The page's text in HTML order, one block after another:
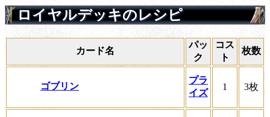
ロイヤルデッキのレシピ
カード名
パッ
ク
コス
ト
枚数
ゴブリン
プラ
イズ
1 3枚